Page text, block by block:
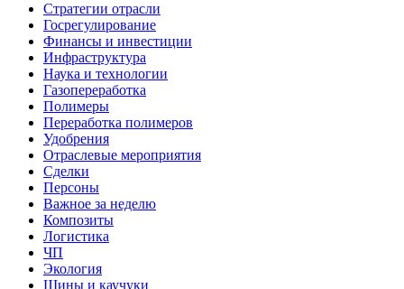
Стратегии отрасли
Госрегулирование
Финансы и инвестиции
Инфраструктура
Наука и технологии
Газопереработка
Полимеры
Переработка полимеров
Удобрения
Отраслевые мероприятия
Сделки
Персоны
Важное за неделю
Композиты
Логистика
ЧП
Экология
Шины и каучуки